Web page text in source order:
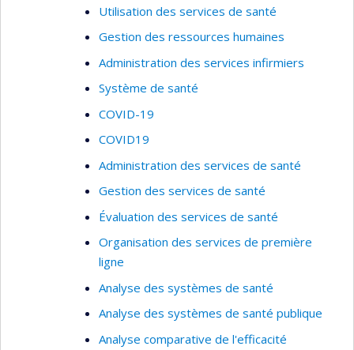
Utilisation des services de santé
Gestion des ressources humaines
Administration des services infirmiers
Système de santé
COVID-19
COVID19
Administration des services de santé
Gestion des services de santé
Évaluation des services de santé
Organisation des services de première
ligne
Analyse des systèmes de santé
Analyse des systèmes de santé publique
Analyse comparative de l'efficacité